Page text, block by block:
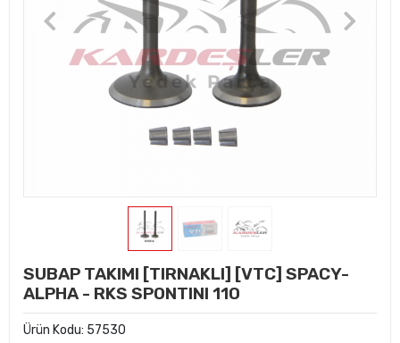
SUBAP TAKIMI [TIRNAKLI] [VTC] SPACY-
ALPHA - RKS SPONTINI 110
Ürün Kodu: 57530